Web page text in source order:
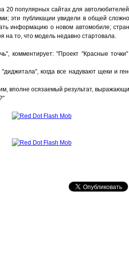
20 популярных сайтах для
эти публикации увидели в общей
информацию о новом автомобиле;
на то, что модель недавно стартовала.
комментирует: "Проект "Красные
когда все надувают щеки и
вполне осязаемый результат,